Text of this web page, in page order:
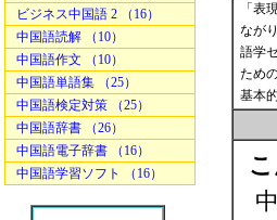
ビジネス中国語 2 （16）
中国語読解 （10）
中国語作文 （10）
中国語単語集 （25）
中国語検定対策 （25）
中国語辞書 （26）
中国語電子辞書 （16）
中国語学習ソフト （16）
「表
なが
語学
ため
基本